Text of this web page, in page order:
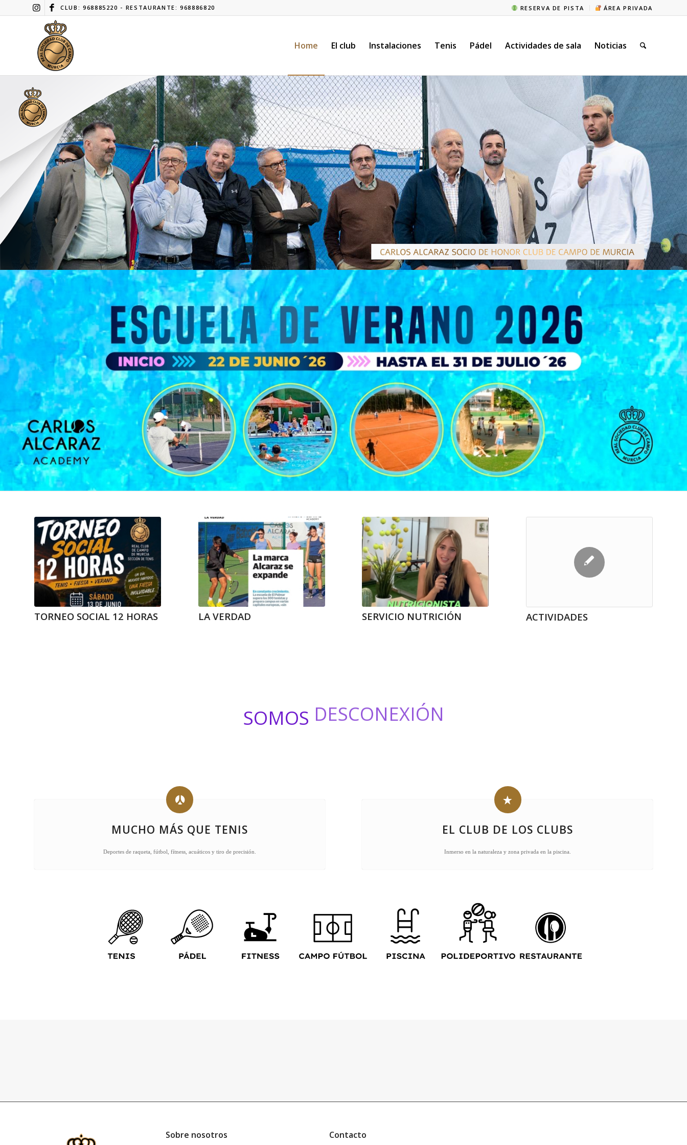
RESERVA DE PISTA ÁREA PRIVADA
CLUB: 968885220 - RESTAURANTE: 968886820
Home El club Instalaciones Tenis Pádel Actividades de sala Noticias
TORNEO SOCIAL 12 HORAS LA VERDAD SERVICIO NUTRICIÓN ACTIVIDADES
SOMOS DESCONEXIÓN
MUCHO MÁS QUE TENIS
Deportes de raqueta, fútbol, fítness, acuáticos y tiro de precisión.
EL CLUB DE LOS CLUBS
Inmerso en la naturaleza y zona privada en la piscina.
Sobre nosotros Contacto